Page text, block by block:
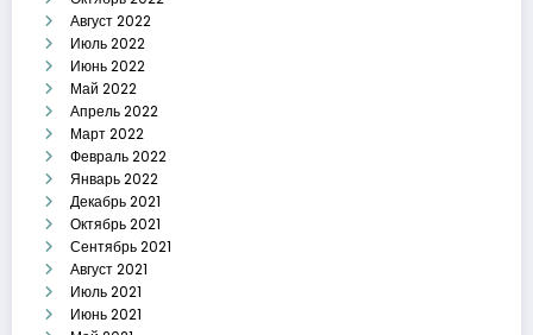
Август 2022
Июль 2022
Июнь 2022
Май 2022
Апрель 2022
Март 2022
Февраль 2022
Январь 2022
Декабрь 2021
Октябрь 2021
Сентябрь 2021
Август 2021
Июль 2021
Июнь 2021